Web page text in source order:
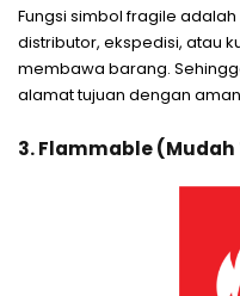
Fungsi simbol fragile
distributor, ekspedisi, atau
membawa barang.
alamat tujuan dengan
3. Flammable